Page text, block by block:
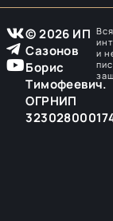
© 2026 ИП
Сазонов
Борис
Тимофеевич.
ОГРНИП
и